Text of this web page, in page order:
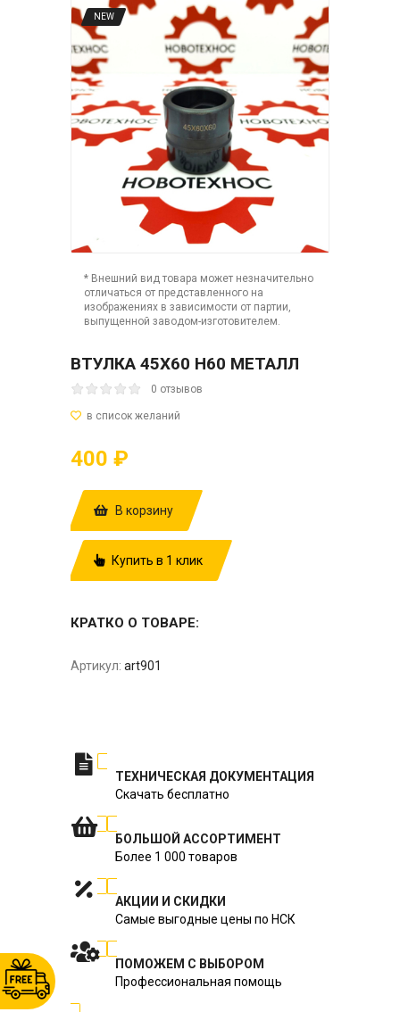
NEW
* Внешний вид товара может незначительно
отличаться от представленного на
изображениях в зависимости от партии,
выпущенной заводом-изготовителем.
ВТУЛКА 45Х60 Н60 МЕТАЛЛ
0 отзывов
400 ₽
В корзину
Купить в 1 клик
КРАТКО О ТОВАРЕ:
Артикул: art901
ТЕХНИЧЕСКАЯ ДОКУМЕНТАЦИЯ
Скачать бесплатно
БОЛЬШОЙ АССОРТИМЕНТ
Более 1 000 товаров
АКЦИИ И СКИДКИ
Самые выгодные цены по НСК
ПОМОЖЕМ С ВЫБОРОМ
Профессиональная помощь